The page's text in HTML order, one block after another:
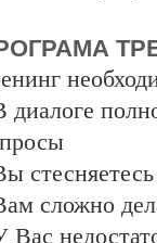
диалоге
сложно
Вас